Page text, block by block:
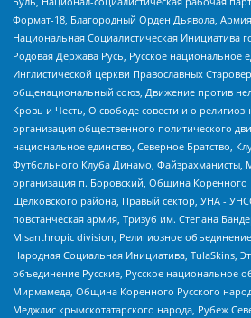
Формат-18, Благородный Орден Дьявола,
Национальная Социалистическая Инициатива
Родовая Держава Русь, Русское национальное
Инглистической церкви Православных
общенациональный союз, Движение против
Кровь и Честь, О свободе совести и о
организация общественного политического
национальное единство, Северное Братство,
Футбольного Клуба Динамо, Файзрахманисты,
организация п. Боровский, Община Коренного
Щелковского района, Правый сектор, УНА -
повстанческая армия, Тризуб им. Степана
Misanthropic division, Религиозное
Народная Социальная Инициатива, TulaSkins,
объединение Русские, Русское национальное
Мирмамеда, Община Коренного Русского
Меджлис крымскотатарского народа, Рубеж